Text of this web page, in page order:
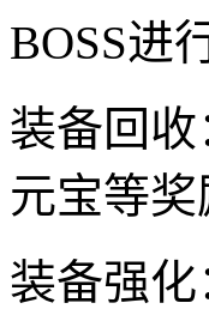
BOSS进
装备回
元宝等奖
装备强